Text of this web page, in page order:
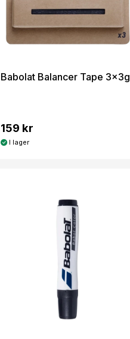
Babolat Balancer Tape 3x3g
159 kr
I lager